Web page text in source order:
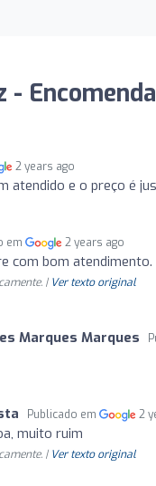
-
2 years ago
atendido e o preço é
em 2 years ago
com bom atendimento.
| Ver texto original
Marques Marques
Publicado em 2
muito ruim
| Ver texto original